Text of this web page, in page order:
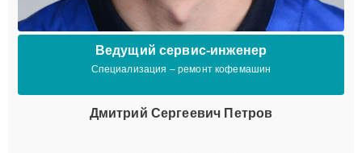
Ведущий сервис-инженер
Специализация – ремонт кофемашин
Дмитрий Сергеевич Петров